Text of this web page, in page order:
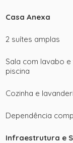
Casa Anexa
2 suítes amplas
Sala com lavabo
piscina
Cozinha e
Dependência
Infraestrutura e